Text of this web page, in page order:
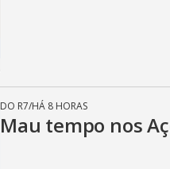
DO R7/HÁ 8 HORAS
Mau tempo nos